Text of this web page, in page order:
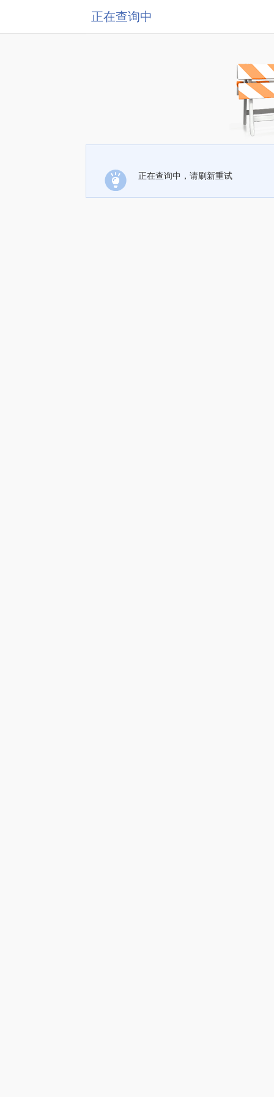
正在查询中
正在查询中，请刷新重试